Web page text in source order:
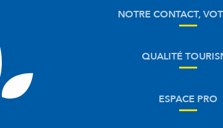
NOTRE CONTACT,
QUALITÉ
ESPACE PRO